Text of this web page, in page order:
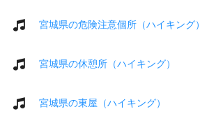
宮城県の危険注意個所（ハイキング）
宮城県の休憩所（ハイキング）
宮城県の東屋（ハイキング）